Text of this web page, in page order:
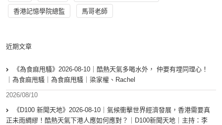
香港記憶學院總監 馬哥老師
近期文章
《為食麻甩騷》2026-08-10｜酷熱天氣多喝水外， 仲要有埋同理心！
｜為食麻甩騷｜為食麻甩騷｜梁家權、Rachel
2026/08/10
《D100 新聞天地》2026-08-10｜氣候衝擊世界經濟發展，香港需要真
正未雨綢繆！酷熱天氣下港人應如何應對？｜D100新聞天地｜主持：李